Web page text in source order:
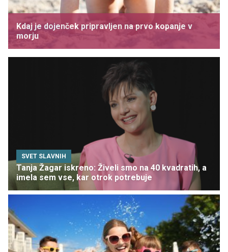
Kdaj je dojenček pripravljen na prvo kopanje v
morju
SVET SLAVNIH
Tanja Žagar iskreno: Živeli smo na 40 kvadratih, a
imela sem vse, kar otrok potrebuje